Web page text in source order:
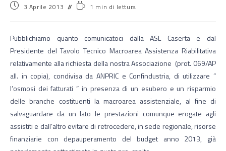
3 Aprile 2013 1 min di lettura
Pubblichiamo quanto comunicatoci dalla ASL Caserta e dal
Presidente del Tavolo Tecnico Macroarea Assistenza Riabilitativa
relativamente alla richiesta della nostra Associazione (prot. 069/AP
all. in copia), condivisa da ANPRIC e Confindustria, di utilizzare ”
l’osmosi dei fatturati ” in presenza di un esubero e un risparmio
delle branche costituenti la macroarea assistenziale, al fine di
salvaguardare da un lato le prestazioni comunque erogate agli
assistiti e dall’altro evitare di retrocedere, in sede regionale, risorse
finanziarie con depauperamento del budget anno 2013, già